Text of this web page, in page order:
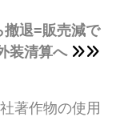
撤退=販売減で
装清算へ
著作物の使用